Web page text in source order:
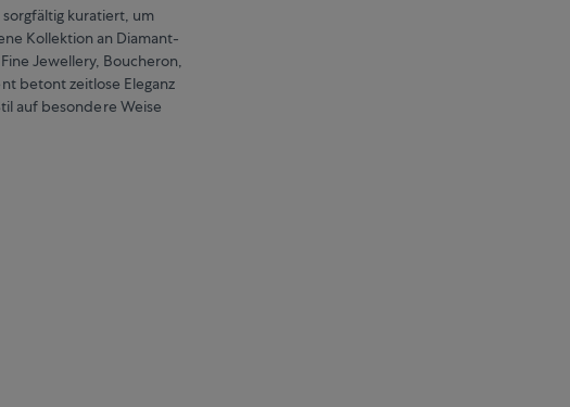
kuratiert, um
Kollektion an Diamant-
Jewellery, Boucheron,
betont zeitlose Eleganz
auf besondere Weise